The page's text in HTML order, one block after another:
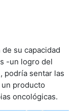
su capacidad
-un logro del
podría sentar las
producto
oncológicas.